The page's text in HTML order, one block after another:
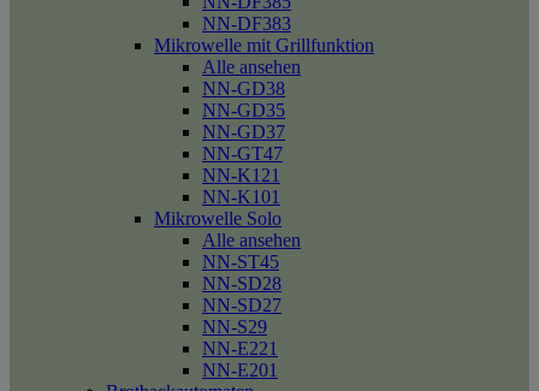
NN-DF383
Mikrowelle mit Grillfunktion
Alle ansehen
NN-GD38
NN-GD35
NN-GD37
NN-GT47
NN-K121
NN-K101
Mikrowelle Solo
Alle ansehen
NN-ST45
NN-SD28
NN-SD27
NN-S29
NN-E221
NN-E201